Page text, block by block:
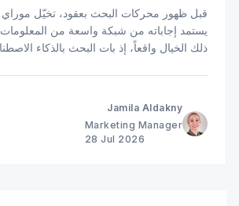
قبل ظهور محركات البحث بعقود، تخيّل موراي
يستمد إجاباته من شبكة واسعة من
ذلك الخيال واقعاً، إذ بات البحث بالذكاء
Jamila Aldakny
Marketing Manager
28 Jul 2026